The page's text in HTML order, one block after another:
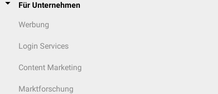
Für Unternehmen
Werbung
Login Services
Content Marketing
Marktforschung